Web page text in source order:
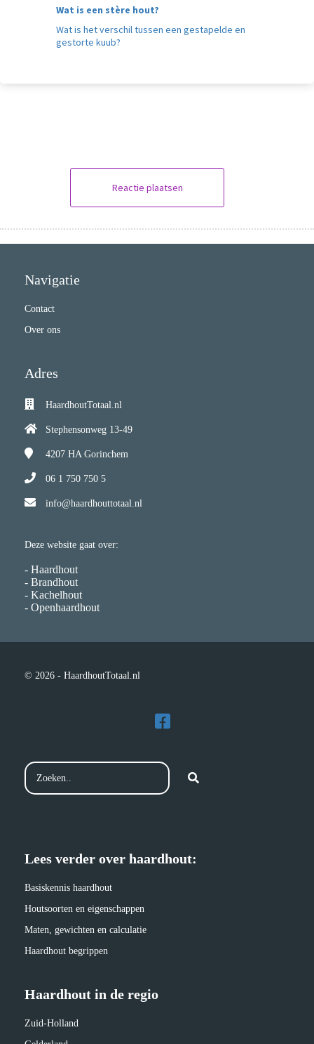
Wat is een stère hout?
Wat is het verschil tussen een gestapelde en
gestorte kuub?
Reactie plaatsen
Navigatie
Contact
Over ons
Adres
HaardhoutTotaal.nl
Stephensonweg 13-49
4207 HA Gorinchem
06 1 750 750 5
info@haardhouttotaal.nl
Deze website gaat over:
- Haardhout
- Brandhout
- Kachelhout
- Openhaardhout
© 2026 - HaardhoutTotaal.nl
Lees verder over haardhout:
Basiskennis haardhout
Houtsoorten en eigenschappen
Maten, gewichten en calculatie
Haardhout begrippen
Haardhout in de regio
Zuid-Holland